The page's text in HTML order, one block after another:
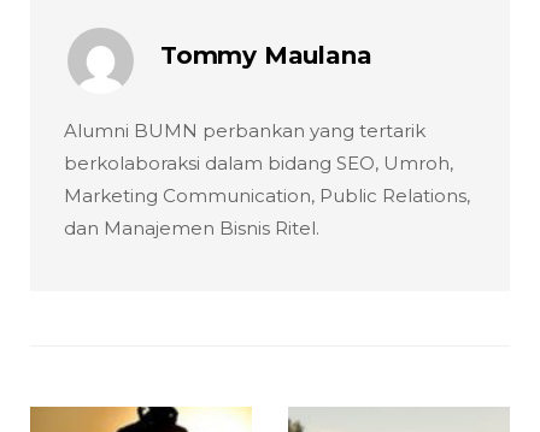
Tommy Maulana
Alumni BUMN perbankan yang tertarik
berkolaboraksi dalam bidang SEO, Umroh,
Marketing Communication, Public Relations,
dan Manajemen Bisnis Ritel.